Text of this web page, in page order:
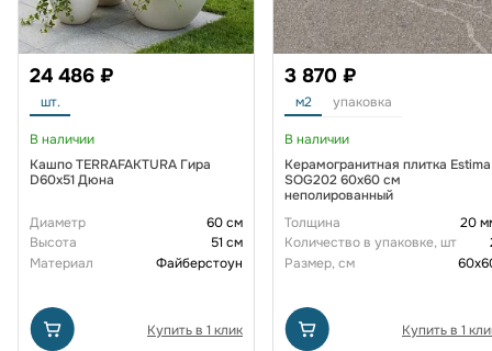
24 486 ₽
шт.
В наличии
Кашпо TERRAFAKTURA Гира
D60х51 Дюна
Диаметр
60 см
Высота
51 см
Материал
Файберстоун
Купить в 1 клик
3 870 ₽
м2 упаковка
В наличии
Керамогранитная плитка Estima
SOG202 60х60 см
неполированный
Толщина
20
Количество в упаковке, шт
Размер, см
Купить в 1